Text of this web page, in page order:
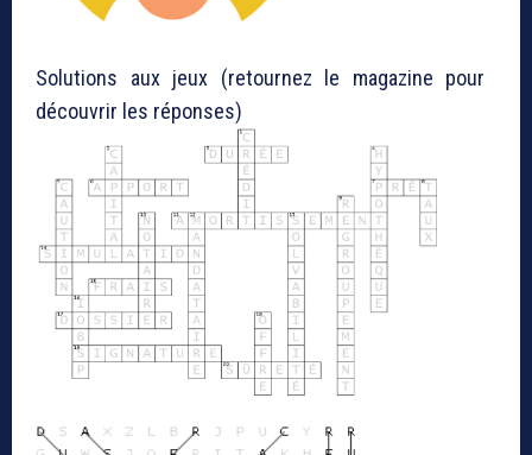
Solutions aux jeux (retournez le magazine pour
découvrir les réponses)